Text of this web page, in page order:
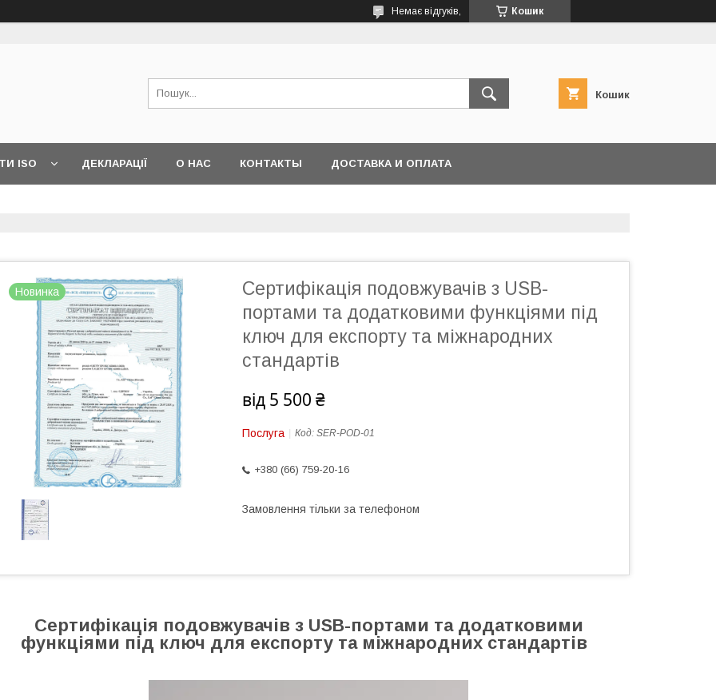
Кошик
Немає відгуків,
Кошик
ISO ДЕКЛАРАЦІЇ О НАС КОНТАКТЫ ДОСТАВКА И ОПЛАТА
Новинка
Сертифікація подовжувачів з USB-
портами та додатковими функціями під
ключ для експорту та міжнародних
стандартів
від 5 500 ₴
Послуга Код: SER-POD-01
+380 (66) 759-20-16
Замовлення тільки за телефоном
Сертифікація подовжувачів з USB-портами та додатковими
функціями під ключ для експорту та міжнародних стандартів